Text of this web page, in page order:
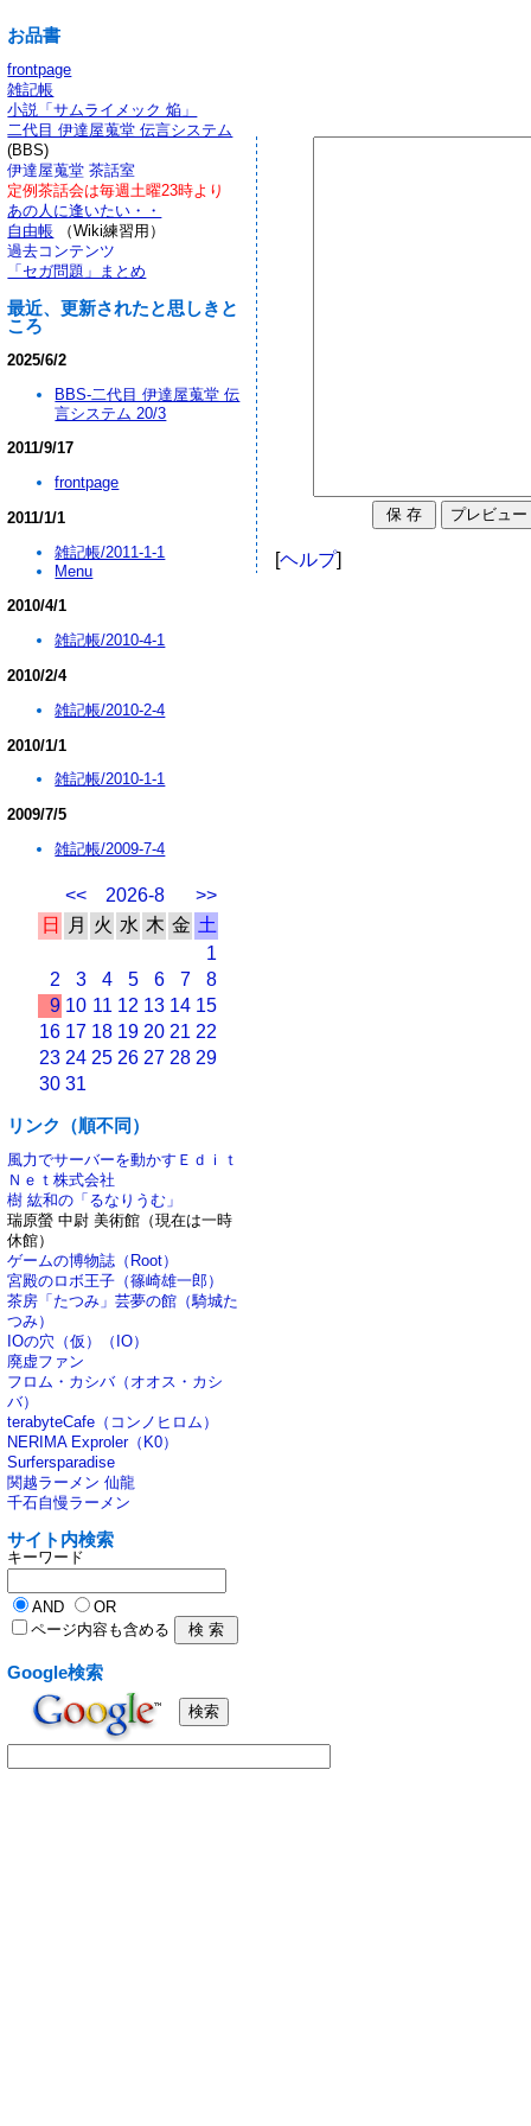
[ヘルプ]
お品書
frontpage
雑記帳
小説「サムライメック 焔」
二代目 伊達屋蒐堂 伝言システム
(BBS)
伊達屋蒐堂 茶話室
定例茶話会は毎週土曜23時より
あの人に逢いたい・・
自由帳 （Wiki練習用）
過去コンテンツ
「セガ問題」まとめ
最近、更新されたと思しきと
ころ
2025/6/2
BBS-二代目 伊達屋蒐堂 伝
言システム 20/3
2011/9/17
frontpage
2011/1/1
雑記帳/2011-1-1
Menu
2010/4/1
雑記帳/2010-4-1
2010/2/4
雑記帳/2010-2-4
2010/1/1
雑記帳/2010-1-1
2009/7/5
雑記帳/2009-7-4
<< 2026-8
>>
日
月 火 水 木 金 土
1
2
3 4 5 6 7
8
9 10 11 12 13 14 15
16 17 18 19 20 21 22
23 24 25 26 27 28 29
30 31
リンク（順不同）
風力でサーバーを動かすＥｄｉｔ
Ｎｅｔ株式会社
樹 紘和の「るなりうむ」
瑞原螢 中尉 美術館（現在は一時
休館）
ゲームの博物誌（Root）
宮殿のロボ王子（篠崎雄一郎）
茶房「たつみ」芸夢の館（騎城た
つみ）
IOの穴（仮）（IO）
廃虚ファン
フロム・カシバ（オオス・カシ
バ）
terabyteCafe（コンノヒロム）
NERIMA Exproler（K0）
Surfersparadise
関越ラーメン 仙龍
千石自慢ラーメン
サイト内検索
キーワード
AND
OR
ページ内容も含める
Google検索